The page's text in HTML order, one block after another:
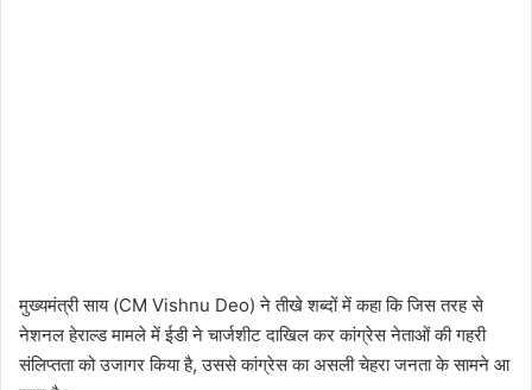
मुख्यमंत्री साय (CM Vishnu Deo) ने तीखे शब्दों में कहा कि जिस तरह से
नेशनल हेराल्ड मामले में ईडी ने चार्जशीट दाखिल कर कांग्रेस नेताओं की गहरी
संलिप्तता को उजागर किया है, उससे कांग्रेस का असली चेहरा जनता के सामने आ